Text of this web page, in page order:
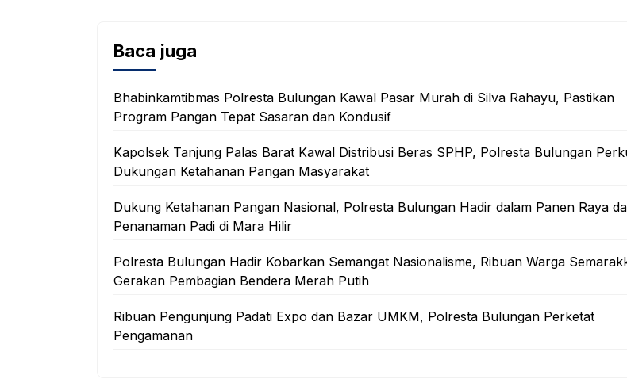
Baca juga
Bhabinkamtibmas Polresta Bulungan Kawal Pasar Murah di Silva Rahayu, Pastikan
Program Pangan Tepat Sasaran dan Kondusif
Kapolsek Tanjung Palas Barat Kawal Distribusi Beras SPHP, Polresta Bulungan
Dukungan Ketahanan Pangan Masyarakat
Dukung Ketahanan Pangan Nasional, Polresta Bulungan Hadir dalam Panen Raya
Penanaman Padi di Mara Hilir
Polresta Bulungan Hadir Kobarkan Semangat Nasionalisme, Ribuan Warga
Gerakan Pembagian Bendera Merah Putih
Ribuan Pengunjung Padati Expo dan Bazar UMKM, Polresta Bulungan Perketat
Pengamanan